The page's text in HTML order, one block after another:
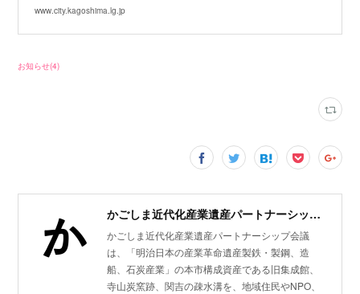
www.city.kagoshima.lg.jp
お知らせ(4)
かごしま近代化産業遺産パートナーシップ会議
かごしま近代化産業遺産パートナーシップ会議
は、「明治日本の産業革命遺産製鉄・製鋼、造
船、石炭産業」の本市構成資産である旧集成館、
寺山炭窯跡、関吉の疎水溝を、地域住民やNPO、